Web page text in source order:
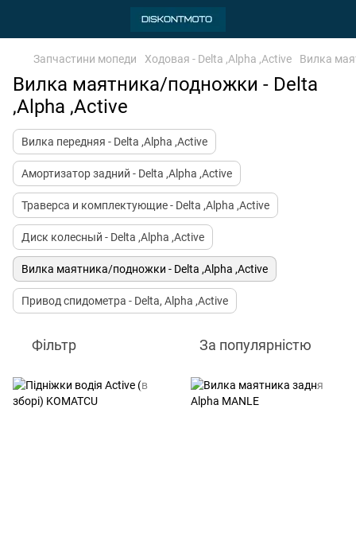
Запчастини мопеди Ходовая - Delta ,Alpha ,Active Вилка
Вилка маятника/подножки - Delta
,Alpha ,Active
Вилка передняя - Delta ,Alpha ,Active
Амортизатор задний - Delta ,Alpha ,Active
Траверса и комплектующие - Delta ,Alpha ,Active
Диск колесный - Delta ,Alpha ,Active
Вилка маятника/подножки - Delta ,Alpha ,Active
Привод спидометра - Delta, Alpha ,Active
Фільтр За популярністю